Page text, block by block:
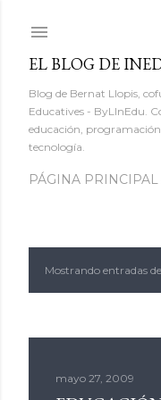
EL BLOG DE
Blog de Bernat Llopis,
Educatives - ByLInEdu.
educación,
tecnología.
PÁGINA PRINCIPAL
EMostrando entradas
mayo 27, 2009